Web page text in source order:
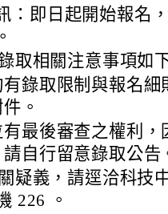
：即日起開始報名
取相關注意事項如
錄取限制與報名
。
有最後審查之權利
自行留意錄取公告
疑義，請逕洽科技
226 。